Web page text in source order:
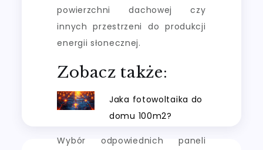
powierzchni dachowej czy
innych przestrzeni do produkcji
energii słonecznej.
Zobacz także:
Jaka fotowoltaika do
domu 100m2?
Wybór odpowiednich paneli